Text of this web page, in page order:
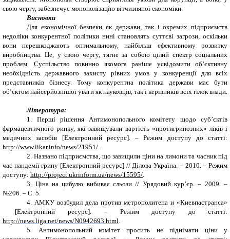
свою чергу, забезпечує монополізацію вітчизняної економіки.
Висновки
Для економічної безпеки як держави, так і окремих підприємств
недоліки конкурентної політики нині становлять суттєві загрози, оскільки
вони перешкоджають оптимальному, найбільш ефективному розвитку
виробництва. Це, у свою чергу, тягне за собою цілий спектр соціальних
проблем. Суспільство повинно якомога раніше усвідомити об’єктивну
необхідність державного захисту рівних умов у конкуренції для всіх
представників бізнесу. Тому конкурентна політика держави має бути
об’єктом найсерйознішої уваги як науковців, так і керівників всіх гілок влади.
Література:
1.
Перші рішення Антимонопольного комітету щодо суб’єктів
фармацевтичного ринку, які завищували вартість «протигрипозних» ліків і
медичних засобів [Електронний ресурс]. – Режим доступу до статті:
http://www.likar.info/news/21951/
2. Названо підприємства, що завищили ціни на лимони та часник під
час пандемії грипу [Електронний ресурс] // Ділова Україна. – 2010. – Режим
доступу: http://project.ukrinform.ua/news/15595/
3.
Ціна на цибулю вибиває сльози // Урядовий кур’єр. – 2009. –
№206. – С. 5.
4. АМКУ возбудил дела против метрополитена и «Киевпастранса»
[Електронний ресурс]. – Режим доступу до статті:
http://news liga net/news/N0942693. html
5.
Антимонопольний комітет просить не піднімати ціни у